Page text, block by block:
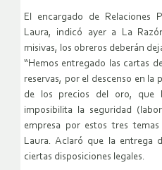
El encargado de Relaciones
Laura, indicó ayer a La
misivas, los obreros deberán
“Hemos entregado las cartas
reservas, por el descenso en
de los precios del oro, que
imposibilita la seguridad
empresa por estos tres
Laura. Aclaró que la entrega
ciertas disposiciones legales.